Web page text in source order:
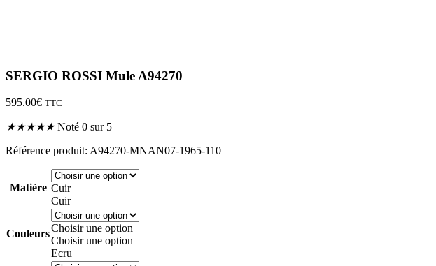
SERGIO ROSSI Mule A94270
595.00€ TTC
★★★★★ Noté 0 sur 5
Référence produit: A94270-MNAN07-1965-110
Matière Cuir
Cuir
CouleursChoisir une option
Choisir une option
Ecru